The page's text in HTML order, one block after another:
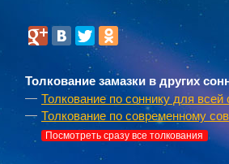
Толкование замазки в других
Толкование по соннику для всей
Толкование по современному
Посмотреть сразу все толкования